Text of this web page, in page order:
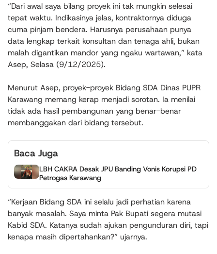
“Dari awal saya bilang proyek ini tak mungkin selesai
tepat waktu. Indikasinya jelas, kontraktornya diduga
cuma pinjam bendera. Harusnya perusahaan punya
data lengkap terkait konsultan dan tenaga ahli, bukan
malah digantikan mandor yang ngaku wartawan,” kata
Asep, Selasa (9/12/2025).
Menurut Asep, proyek-proyek Bidang SDA Dinas PUPR
Karawang memang kerap menjadi sorotan. Ia menilai
tidak ada hasil pembangunan yang benar-benar
membanggakan dari bidang tersebut.
Baca Juga
LBH CAKRA Desak JPU Banding Vonis Korupsi PD
Petrogas Karawang
“Kerjaan Bidang SDA ini selalu jadi perhatian karena
banyak masalah. Saya minta Pak Bupati segera mutasi
Kabid SDA. Katanya sudah ajukan pengunduran diri, tapi
kenapa masih dipertahankan?” ujarnya.